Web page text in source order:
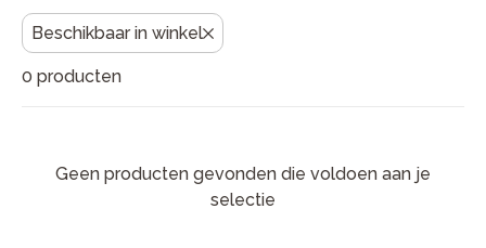
vakkundige service, zodat jij zorgeloos op pad kunt.
Advies nodig? Kom langs voor een proefrit of bekijk
onze keuzehulp onderaan deze pagina.
Beschikbaar in winkel
0 producten
Geen producten gevonden die voldoen aan je
selectie